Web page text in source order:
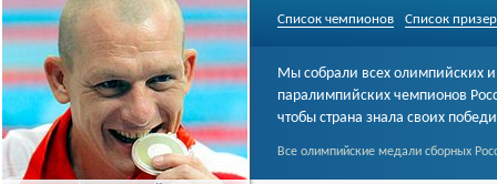
Список чемпионов Список
Мы собрали всех олимпийских и
паралимпийских чемпионов
чтобы страна знала своих
Все олимпийские медали сборных